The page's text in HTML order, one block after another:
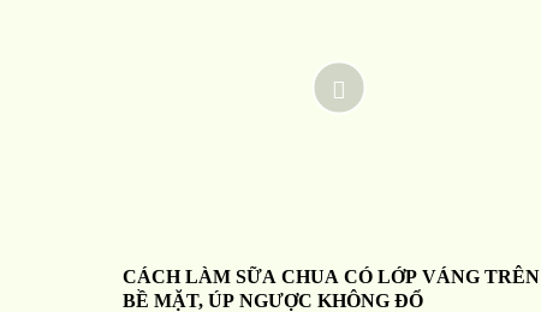
CÁCH LÀM SỮA CHUA CÓ LỚP VÁNG TRÊN
BỀ MẶT, ÚP NGƯỢC KHÔNG ĐỔ